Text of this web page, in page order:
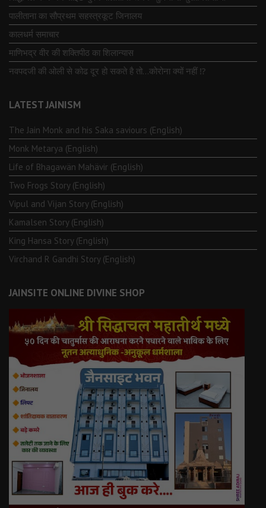
पालीताना का सौप्रथम सहस्त्रकूट जिनालय
कालधर्म समाचार
माणिभद्र वीर की शक्तिपीठ का शिलान्यास
नवपदजी की ओली से कोढ दूर हो सकते है तो…कोरोना क्यों नहीं ⁉️
LATEST JAINISM
The Jain Monk and his Saka saviours (English)
Monk Metarya (English)
Life of Bhagawän Mahävir (English)
Two Frogs Story (English)
Vipul and Vijan Story (English)
Kamalsen Story (English)
King Hansa Story (English)
Virchand R Gandhi Story (English)
JAINSITE ONLINE DIVINE SHOP